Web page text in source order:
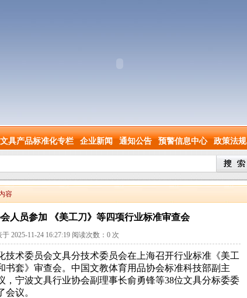
文具产品标准化专栏 企业新闻 通知公告 预警信息中心 政策法规
容
人员参加 《美工刀》等四项行业标准审查会
于 2025-11-24 16:27:19 阅读次数： 0次
术委员会文具分技术委员会在上海召开行业标准《美工
书套》审查会。中国文教体育用品协会标准科技部副主
，宁波文具行业协会副理事长俞勇锋等38位文具分标委委
议。